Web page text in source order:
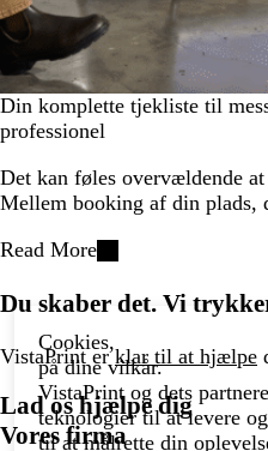
Din komplette tjekliste til
professionel
Det kan føles overvældende
Mellem booking af din
Read More
Du skaber det. Vi
VistaPrint erklar til at hjælpe
Lad os hjælpe dig
Vores firma
Cookies,
på dine vilkår.
VistaPrint og dets
teknologier til at levere
til at målrette din